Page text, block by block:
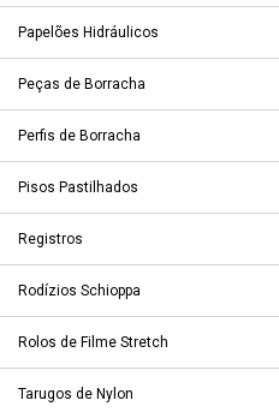
Papelões Hidráulicos
Peças de Borracha
Perfis de Borracha
Pisos Pastilhados
Registros
Rodízios Schioppa
Rolos de Filme Stretch
Tarugos de Nylon